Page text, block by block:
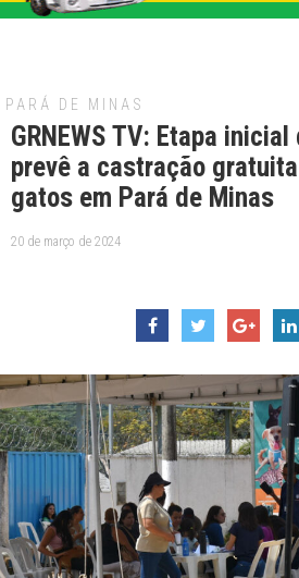
PARÁ DE MINAS
GRNEWS TV: Etapa
prevê a castração
gatos em Pará de Minas
20 de março de 2024